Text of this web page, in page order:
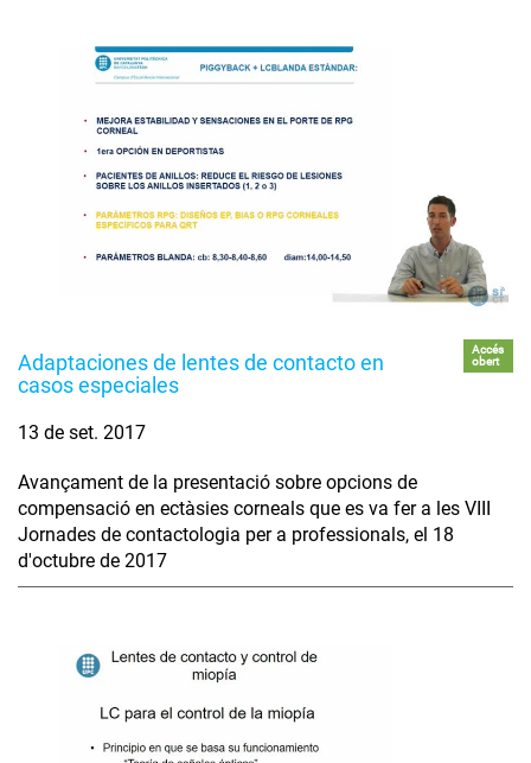
Adaptaciones de lentes de contacto en
casos especiales
Accés
obert
13 de set. 2017
Avançament de la presentació sobre opcions de
compensació en ectàsies corneals que es va fer a les VIII
Jornades de contactologia per a professionals, el 18
d'octubre de 2017